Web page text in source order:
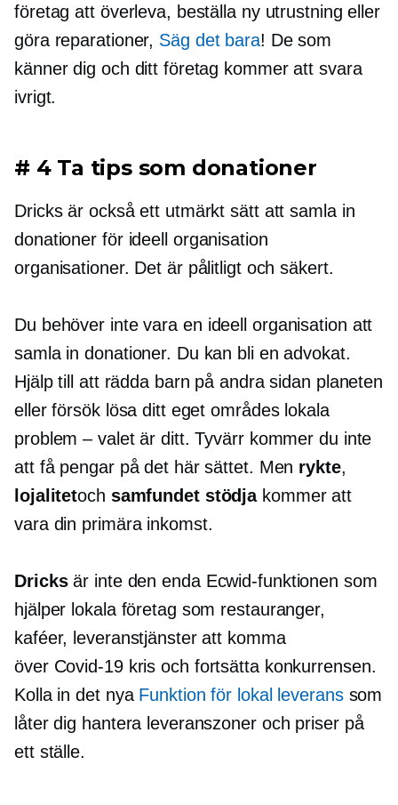
företag att överleva, beställa ny utrustning eller
göra reparationer, Säg det bara! De som
känner dig och ditt företag kommer att svara
ivrigt.
# 4 Ta tips som donationer
Dricks är också ett utmärkt sätt att samla in
donationer för ideell organisation
organisationer. Det är pålitligt och säkert.
Du behöver inte vara en ideell organisation att
samla in donationer. Du kan bli en advokat.
Hjälp till att rädda barn på andra sidan planeten
eller försök lösa ditt eget områdes lokala
problem – valet är ditt. Tyvärr kommer du inte
att få pengar på det här sättet. Men rykte,
lojalitetoch samfundet stödjakommer att
vara din primära inkomst.
Dricksär inte den enda Ecwid-funktionen som
hjälper lokala företag som restauranger,
kaféer, leveranstjänster att komma
över Covid-19kris och fortsätta konkurrensen.
Kolla in det nya Funktion för lokal leveranssom
låter dig hantera leveranszoner och priser på
ett ställe.